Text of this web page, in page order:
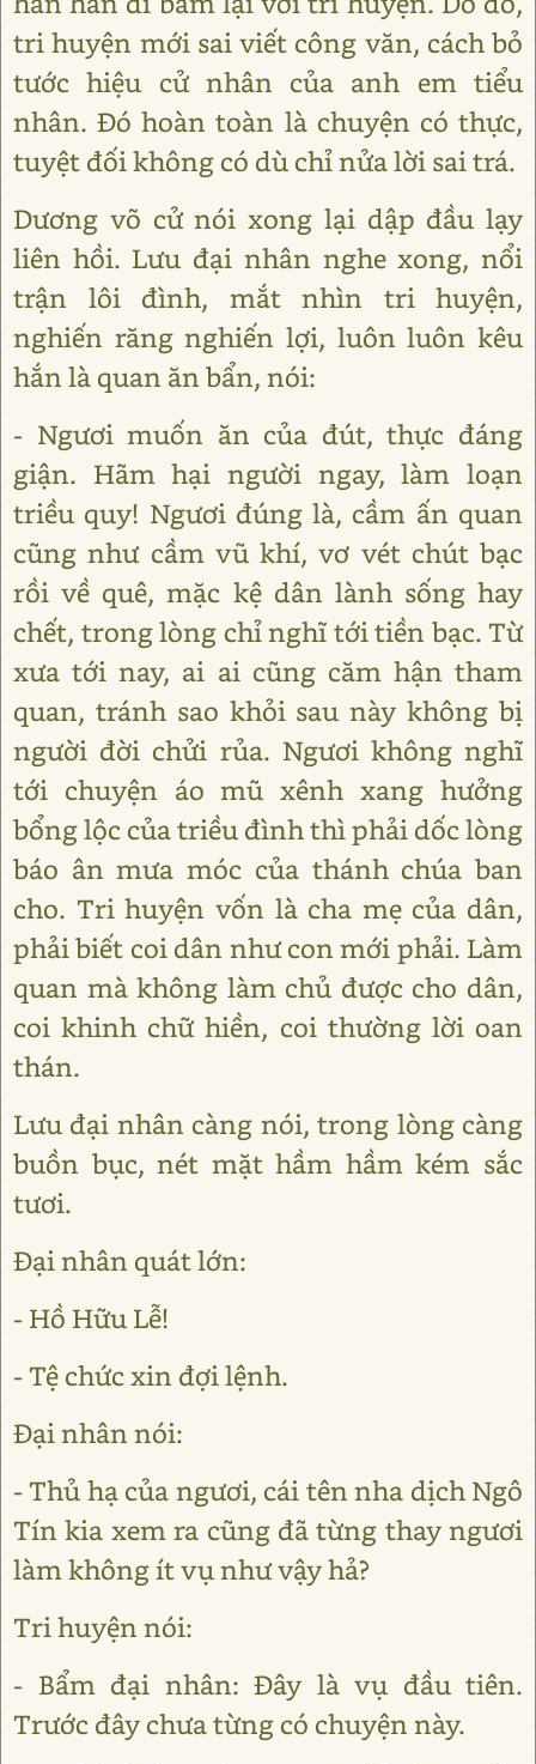
tri huyện mới sai viết công văn, cách bỏ
tước hiệu cử nhân của anh em tiểu
nhân. Đó hoàn toàn là chuyện có thực,
tuyệt đối không có dù chỉ nửa lời sai trá.
Dương võ cử nói xong lại dập đầu lạy
liên hồi. Lưu đại nhân nghe xong, nổi
trận lôi đình, mắt nhìn tri huyện,
nghiến răng nghiến lợi, luôn luôn kêu
hắn là quan ăn bẩn, nói:
- Ngươi muốn ăn của đút, thực đáng
giận. Hãm hại người ngay, làm loạn
triều quy! Ngươi đúng là, cầm ấn quan
cũng như cầm vũ khí, vơ vét chút bạc
rồi về quê, mặc kệ dân lành sống hay
chết, trong lòng chỉ nghĩ tới tiền bạc. Từ
xưa tới nay, ai ai cũng căm hận tham
quan, tránh sao khỏi sau này không bị
người đời chửi rủa. Ngươi không nghĩ
tới chuyện áo mũ xênh xang hưởng
bổng lộc của triều đình thì phải dốc lòng
báo ân mưa móc của thánh chúa ban
cho. Tri huyện vốn là cha mẹ của dân,
phải biết coi dân như con mới phải. Làm
quan mà không làm chủ được cho dân,
coi khinh chữ hiền, coi thường lời oan
thán.
Lưu đại nhân càng nói, trong lòng càng
buồn bục, nét mặt hầm hầm kém sắc
tươi.
Đại nhân quát lớn:
- Hồ Hữu Lễ!
- Tệ chức xin đợi lệnh.
Đại nhân nói:
- Thủ hạ của ngươi, cái tên nha dịch Ngô
Tín kia xem ra cũng đã từng thay ngươi
làm không ít vụ như vậy hả?
Tri huyện nói:
- Bẩm đại nhân: Đây là vụ đầu tiên.
Trước đây chưa từng có chuyện này.